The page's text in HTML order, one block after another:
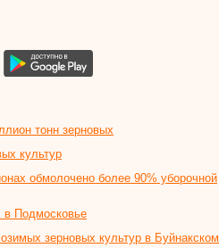
тонн зерновых
культур
обмолочено более 90% уборочной
в Подмосковье
зерновых культур в Буйнакском